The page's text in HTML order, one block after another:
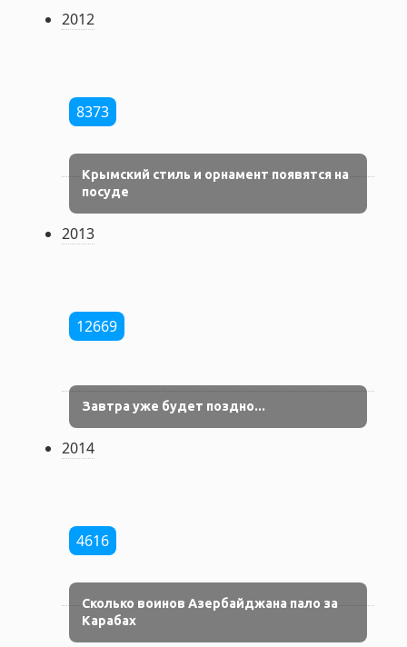
2012
8373
Крымский стиль и орнамент появятся на
посуде
2013
12669
Завтра уже будет поздно...
2014
4616
Сколько воинов Азербайджана пало за
Карабах